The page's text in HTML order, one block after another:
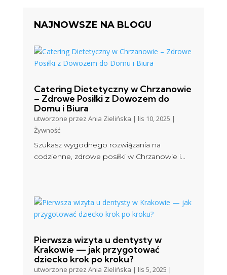
NAJNOWSZE NA BLOGU
Catering Dietetyczny w Chrzanowie
– Zdrowe Posiłki z Dowozem do
Domu i Biura
utworzone przezAnia Zielińska | lis 10, 2025 |
Żywność
Szukasz wygodnego rozwiązania na
codzienne, zdrowe posiłki w Chrzanowie i...
Pierwsza wizyta u dentysty w
Krakowie — jak przygotować
dziecko krok po kroku?
utworzone przezAnia Zielińska | lis 5, 2025 |